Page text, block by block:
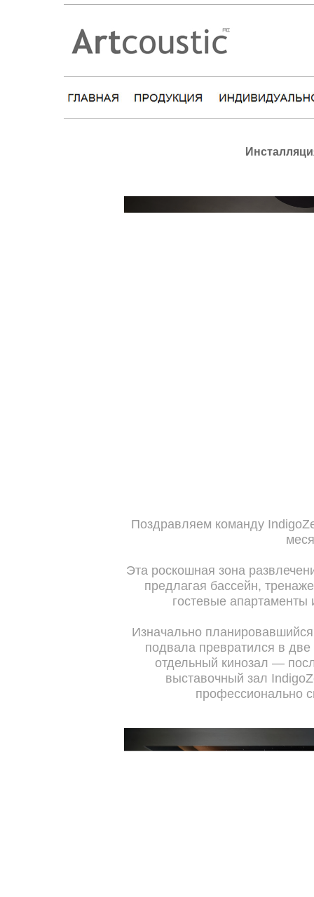
Поздравляем команду
Эта роскошная зона
предлагая бассейн,
гостевые
Изначально
подвала превратился в
отдельный кинозал —
выставочный зал
профессионально